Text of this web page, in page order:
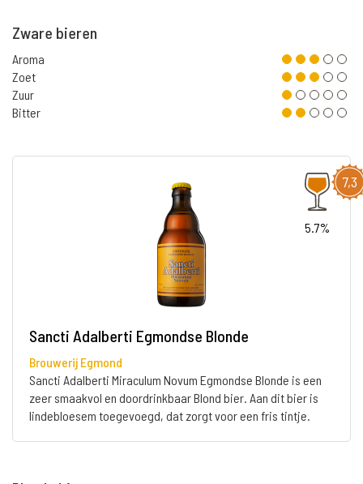
Zware bieren
Aroma
Zoet
Zuur
Bitter
7,3
5.7%
Sancti Adalberti Egmondse Blonde
Brouwerij Egmond
Sancti Adalberti Miraculum Novum Egmondse Blonde is een
zeer smaakvol en doordrinkbaar Blond bier. Aan dit bier is
lindebloesem toegevoegd, dat zorgt voor een fris tintje.